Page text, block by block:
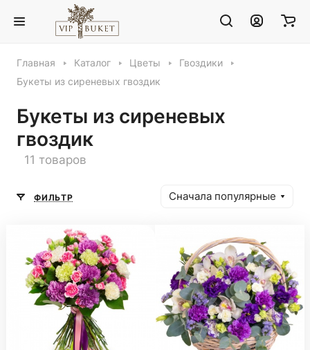
Главная Каталог Цветы
Гвоздики
Букеты из сиреневых гвоздик
Букеты из сиреневых
гвоздик
11 товаров
ФИЛЬТР Сначала популярные